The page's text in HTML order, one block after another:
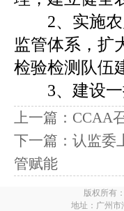
2、实施农
监管体系，扩
检验检测队伍
3、建设一
上一篇： CCAA
下一篇： 认监委
管赋能
版权所有
地址：广州市